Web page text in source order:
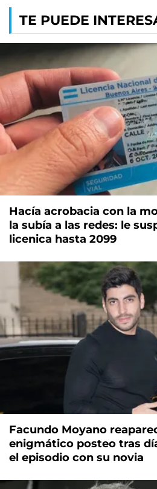
TE PUEDE
Hacía acrobacia con la
la subía a las redes: le
licenica hasta 2099
Facundo Moyano
enigmático posteo tras
el episodio con su novia